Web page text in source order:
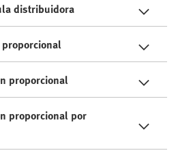
distribuidora
proporcional
proporcional por